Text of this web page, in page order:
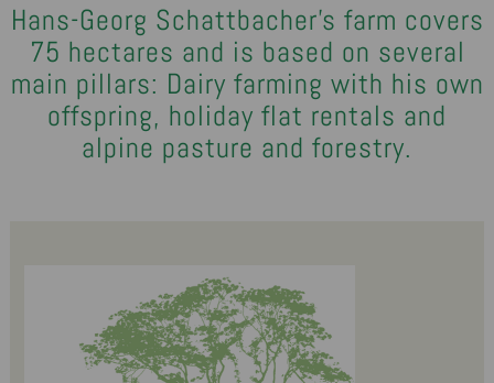
Hans-Georg Schattbacher's farm covers
75 hectares and is based on several
main pillars: Dairy farming with his own
offspring, holiday flat rentals and
alpine pasture and forestry.